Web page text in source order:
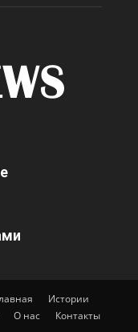
Истории
О нас Контакты